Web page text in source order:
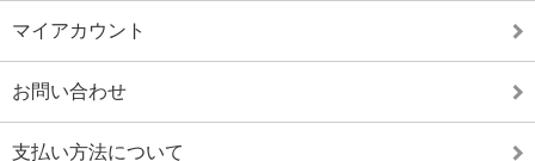
マイアカウント
お問い合わせ
支払い方法について